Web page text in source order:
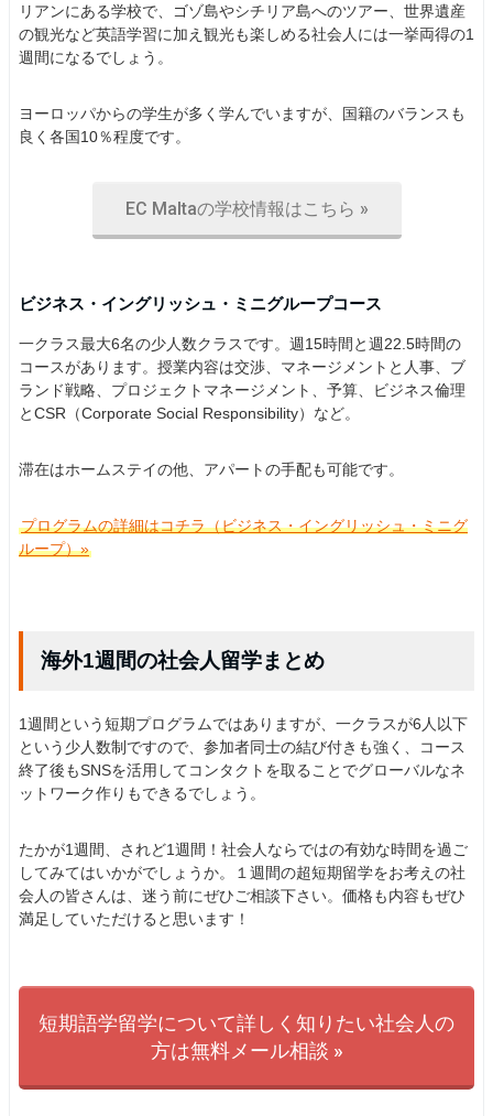
リアンにある学校で、ゴゾ島やシチリア島へのツアー、世界遺産
の観光など英語学習に加え観光も楽しめる社会人には一挙両得の1
週間になるでしょう。
ヨーロッパからの学生が多く学んでいますが、国籍のバランスも
良く各国10％程度です。
EC Maltaの学校情報はこちら »
ビジネス・イングリッシュ・ミニグループコース
一クラス最大6名の少人数クラスです。週15時間と週22.5時間の
コースがあります。授業内容は交渉、マネージメントと人事、ブ
ランド戦略、プロジェクトマネージメント、予算、ビジネス倫理
とCSR（Corporate Social Responsibility）など。
滞在はホームステイの他、アパートの手配も可能です。
プログラムの詳細はコチラ（ビジネス・イングリッシュ・ミニグ
ループ）»
海外1週間の社会人留学まとめ
1週間という短期プログラムではありますが、一クラスが6人以下
という少人数制ですので、参加者同士の結び付きも強く、コース
終了後もSNSを活用してコンタクトを取ることでグローバルなネ
ットワーク作りもできるでしょう。
たかが1週間、されど1週間！社会人ならではの有効な時間を過ご
してみてはいかがでしょうか。１週間の超短期留学をお考えの社
会人の皆さんは、迷う前にぜひご相談下さい。価格も内容もぜひ
満足していただけると思います！
短期語学留学について詳しく知りたい社会人の
方は無料メール相談 »